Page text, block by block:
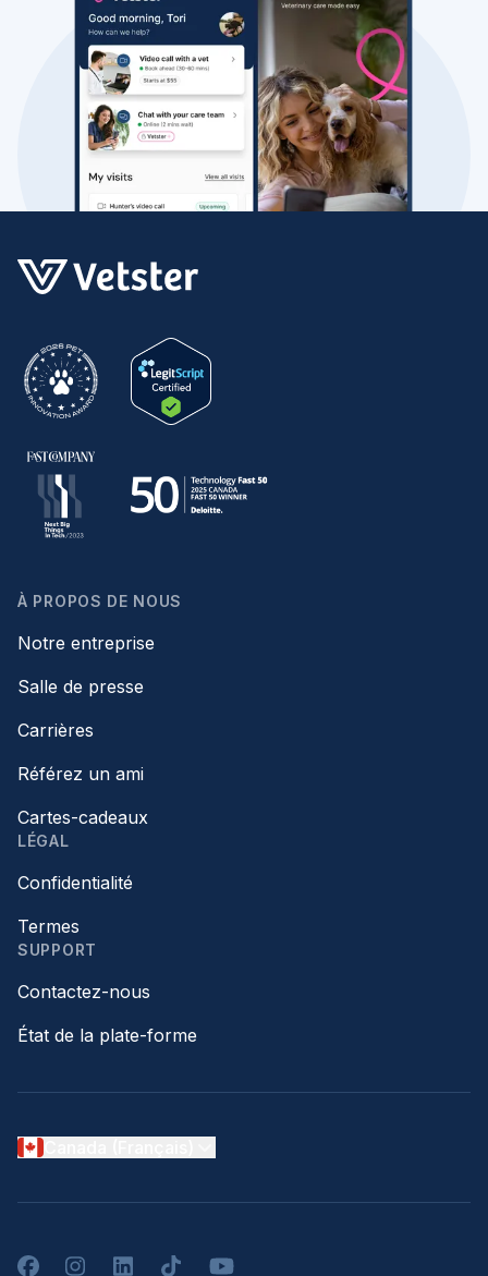
À PROPOS DE NOUS
Notre entreprise
Salle de presse
Carrières
Référez un ami
Cartes-cadeaux
LÉGAL
Confidentialité
Termes
SUPPORT
Contactez-nous
État de la plate-forme
FacebookInstagramLinkedInTikTokYouTube